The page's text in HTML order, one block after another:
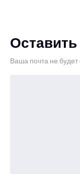
Ваша почта не будет